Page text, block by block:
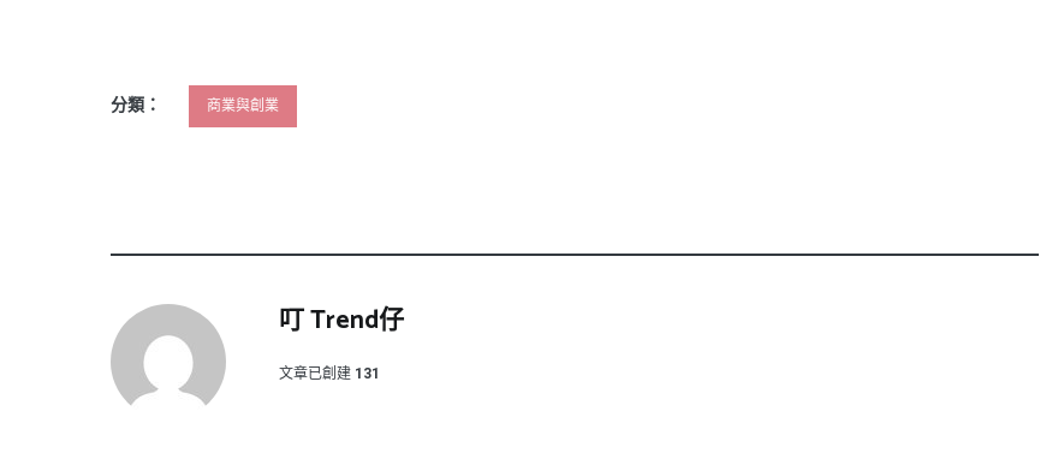
分類： 商業與創業
叮 Trend仔
文章已創建 131